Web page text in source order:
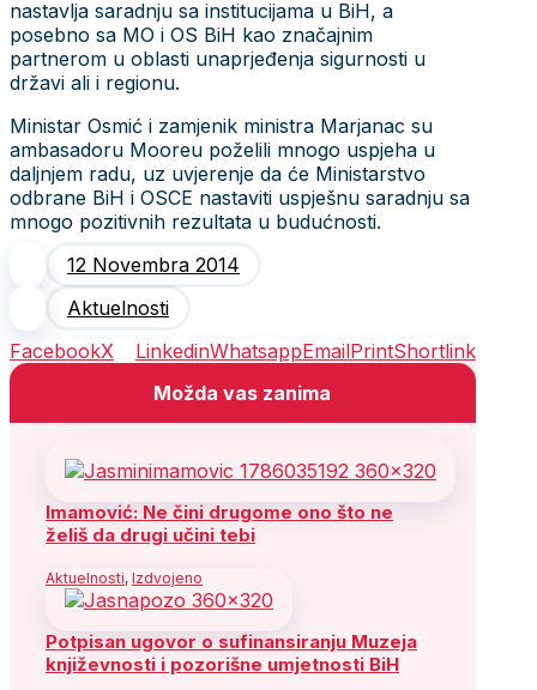
nastavlja saradnju sa institucijama u BiH, a
posebno sa MO i OS BiH kao značajnim
partnerom u oblasti unaprjeđenja sigurnosti u
državi ali i regionu.
Ministar Osmić i zamjenik ministra Marjanac su
ambasadoru Mooreu poželili mnogo uspjeha u
daljnjem radu, uz uvjerenje da će Ministarstvo
odbrane BiH i OSCE nastaviti uspješnu saradnju sa
mnogo pozitivnih rezultata u budućnosti.
12 Novembra 2014
Aktuelnosti
FacebookX LinkedinWhatsappEmailPrintShortlink
Možda vas zanima
Imamović: Ne čini drugome ono što ne
želiš da drugi učini tebi
Aktuelnosti, Izdvojeno
Potpisan ugovor o sufinansiranju Muzeja
književnosti i pozorišne umjetnosti BiH